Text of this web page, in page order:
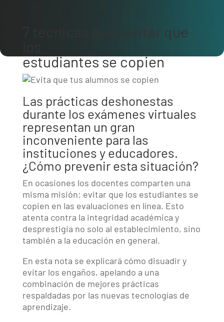
7 técnicas para evitar que
estudiantes se copien
Las prácticas deshonestas
durante los exámenes virtuales
representan un gran
inconveniente para las
instituciones y educadores.
¿Cómo prevenir esta situación?
En ocasiones los docentes comparten una
misma misión: evitar que los estudiantes se
copien en las evaluaciones en línea. Esto
atenta contra la integridad académica y
desprestigia no solo al establecimiento, sino
también a la educación en general.
En esta nota se explicará cómo disuadir y
evitar los engaños, apelando a una
combinación de mejores prácticas
respaldadas por las nuevas tecnologías de
aprendizaje.